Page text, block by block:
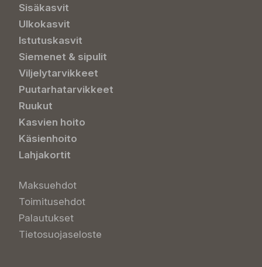
Sisäkasvit
Ulkokasvit
Istutuskasvit
Siemenet & sipulit
Viljelytarvikkeet
Puutarhatarvikkeet
Ruukut
Kasvien hoito
Käsienhoito
Lahjakortit
Maksuehdot
Toimitusehdot
Palautukset
Tietosuojaseloste